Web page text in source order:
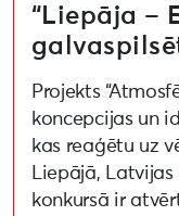
“Liepāja –
Projekts
koncepcijas un
kas reaģētu uz
Liepājā,
konkursā ir